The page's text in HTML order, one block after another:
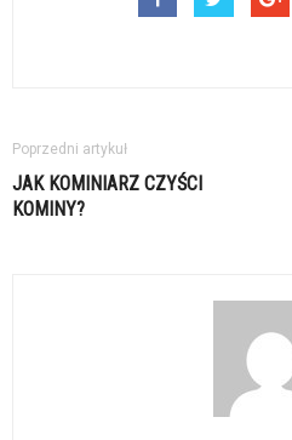
Poprzedni artykuł
JAK KOMINIARZ CZYŚCI
KOMINY?